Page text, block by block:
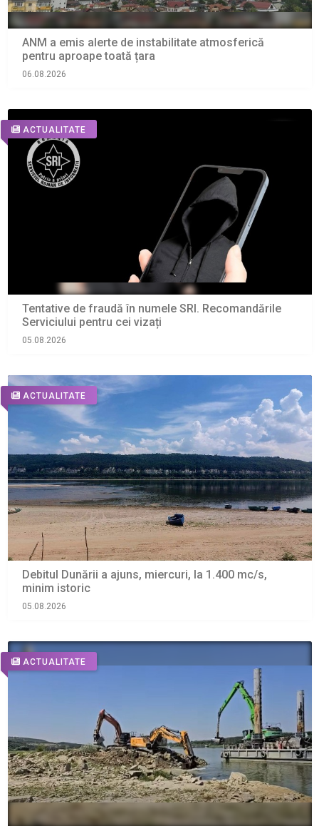
ANM a emis alerte de instabilitate atmosferică
pentru aproape toată țara
06.08.2026
ACTUALITATE
Tentative de fraudă în numele SRI. Recomandările
Serviciului pentru cei vizați
05.08.2026
ACTUALITATE
Debitul Dunării a ajuns, miercuri, la 1.400 mc/s,
minim istoric
05.08.2026
ACTUALITATE